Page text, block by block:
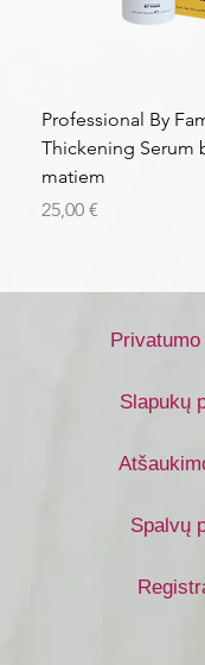
Professional By
Thickening Serum
matiem
Kaina
25,00 €
Slapukų
Spalvų